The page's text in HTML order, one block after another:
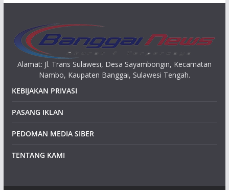
Alamat: Jl. Trans Sulawesi, Desa Sayambongin, Kecamatan
Nambo, Kaupaten Banggai, Sulawesi Tengah.
KEBIJAKAN PRIVASI
PASANG IKLAN
PEDOMAN MEDIA SIBER
TENTANG KAMI